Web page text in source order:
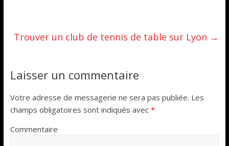
Trouver un club de tennis de table sur Lyon →
Laisser un commentaire
Votre adresse de messagerie ne sera pas publiée. Les
champs obligatoires sont indiqués avec *
Commentaire